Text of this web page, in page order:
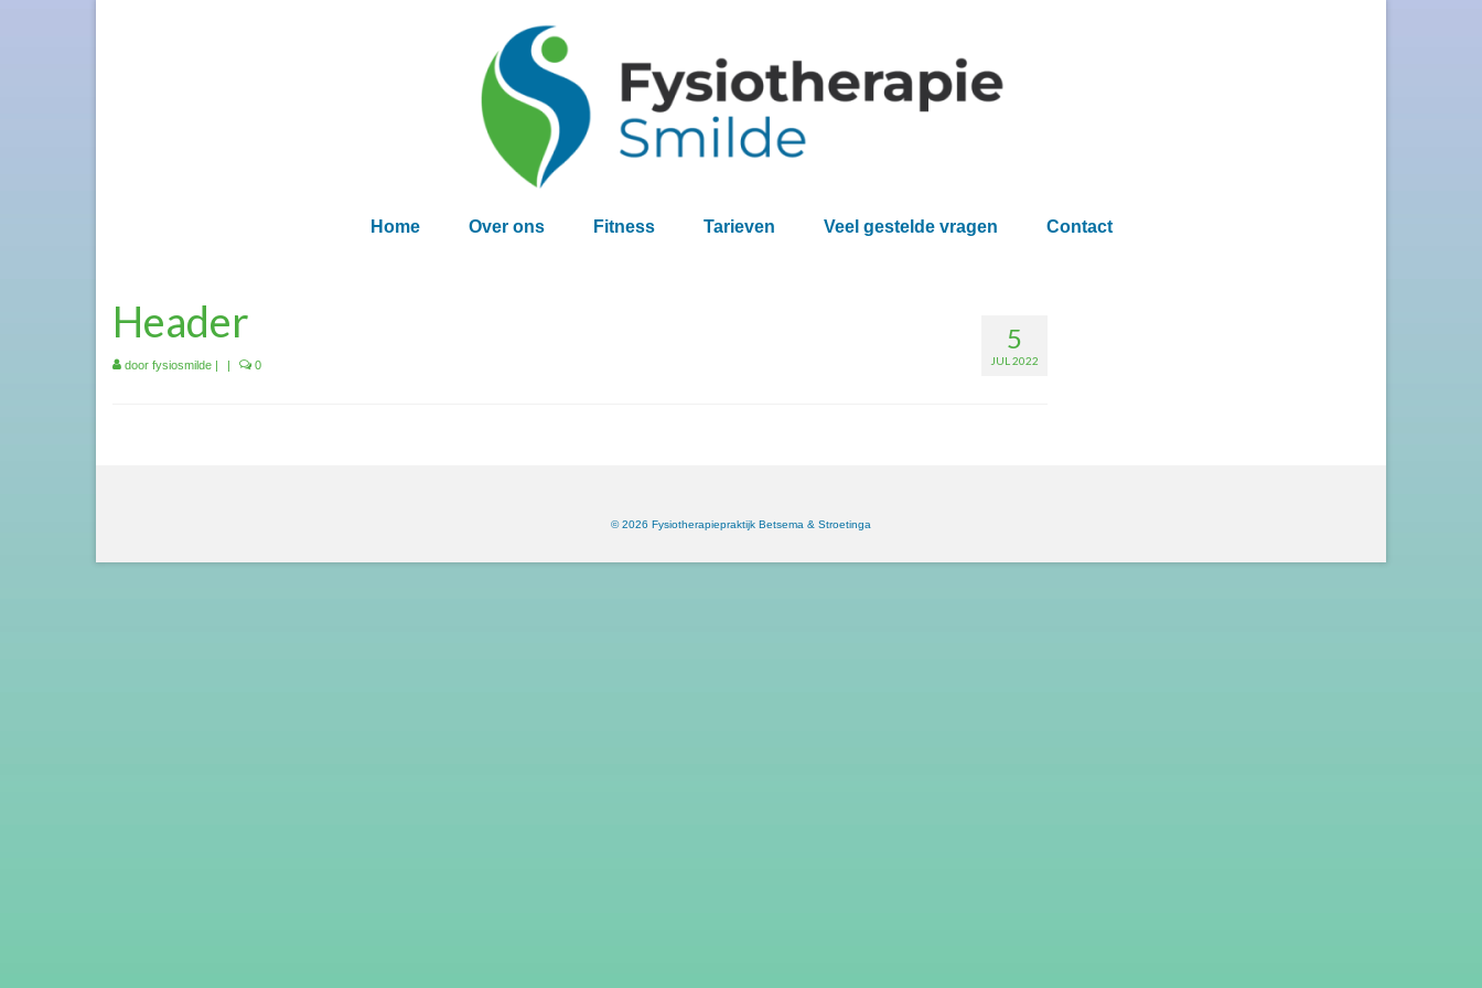
Home Over ons Fitness Tarieven Veel gestelde vragen Contact
5
JUL 2022
Header
door fysiosmilde | | 0
© 2026 Fysiotherapiepraktijk Betsema & Stroetinga